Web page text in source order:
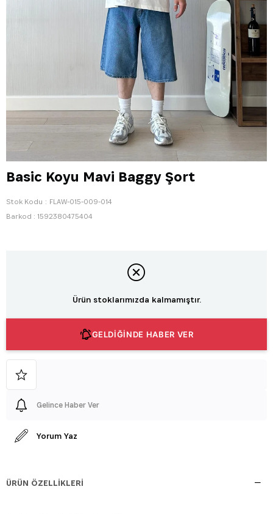
Basic Koyu Mavi Baggy Şort
Stok Kodu
FLAW-015-009-014
Barkod : 1592380475404
Ürün stoklarımızda kalmamıştır.
GELDİĞİNDE HABER VER
Gelince Haber Ver
Yorum Yaz
ÜRÜN ÖZELLIKLERI